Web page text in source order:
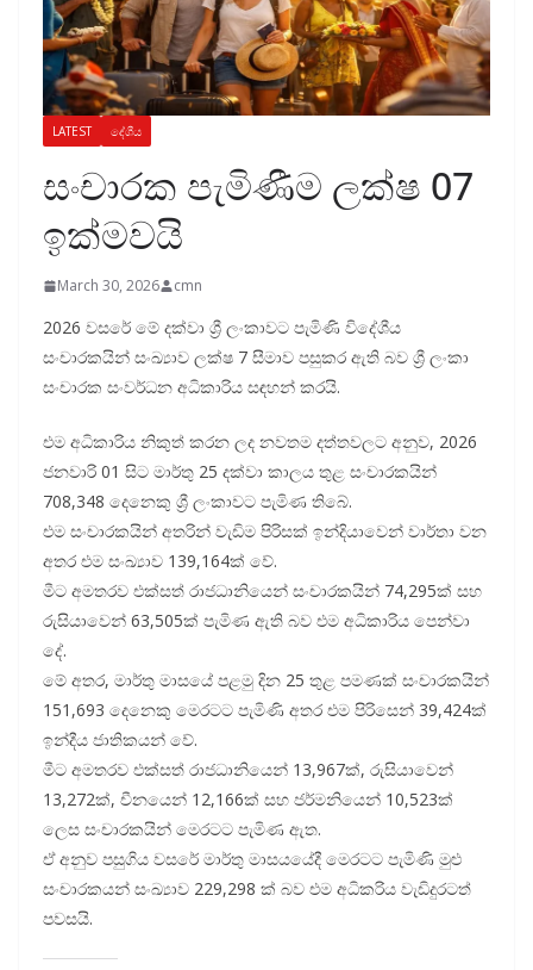
LATEST දේශීය
සංචාරක පැමිණීම ලක්ෂ 07
ඉක්මවයි
March 30, 2026 cmn
2026 වසරේ මේ දක්වා ශ්‍රී ලංකාවට පැමිණි විදේශීය
සංචාරකයින් සංඛ්‍යාව ලක්ෂ 7 සීමාව පසුකර ඇති බව ශ්‍රී ලංකා
සංචාරක සංවර්ධන අධිකාරිය සඳහන් කරයි.
එම අධිකාරිය නිකුත් කරන ලද නවතම දත්තවලට අනුව, 2026
ජනවාරි 01 සිට මාර්තු 25 දක්වා කාලය තුළ සංචාරකයින්
708,348 දෙනෙකු ශ්‍රී ලංකාවට පැමිණ තිබේ.
එම සංචාරකයින් අතරින් වැඩිම පිරිසක් ඉන්දියාවෙන් වාර්තා වන
අතර එම සංඛ්‍යාව 139,164ක් වේ.
මීට අමතරව එක්සත් රාජධානියෙන් සංචාරකයින් 74,295ක් සහ
රුසියාවෙන් 63,505ක් පැමිණ ඇති බව එම අධිකාරිය පෙන්වා
දේ.
මේ අතර, මාර්තු මාසයේ පළමු දින 25 තුළ පමණක් සංචාරකයින්
151,693 දෙනෙකු මෙරටට පැමිණි අතර එම පිරිසෙන් 39,424ක්
ඉන්දීය ජාතිකයන් වේ.
මීට අමතරව එක්සත් රාජධානියෙන් 13,967ක්, රුසියාවෙන්
13,272ක්, චීනයෙන් 12,166ක් සහ ජර්මනියෙන් 10,523ක්
ලෙස සංචාරකයින් මෙරටට පැමිණ ඇත.
ඒ අනුව පසුගිය වසරේ මාර්තු මාසයයේදී මෙරටට පැමිණි මුළු
සංචාරකයන් සංඛ්‍යාව 229,298 ක් බව එම අධිකරිය වැඩිදුරටත්
පවසයි.